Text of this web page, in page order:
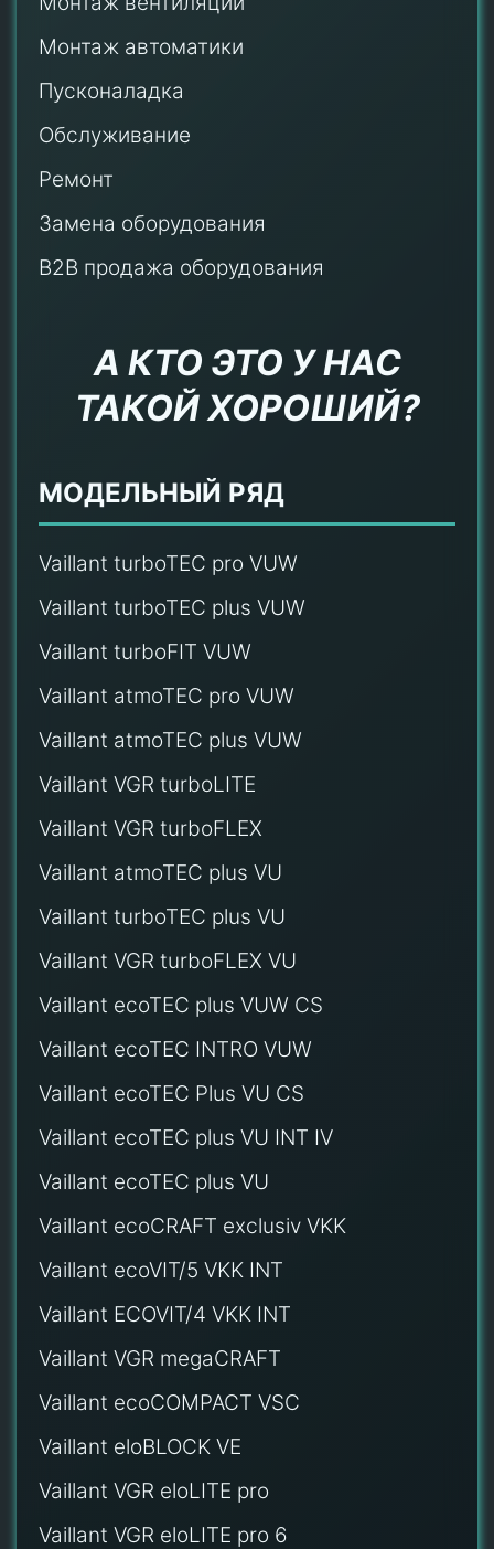
Монтаж автоматики
Пусконаладка
Обслуживание
Ремонт
Замена оборудования
B2B продажа оборудования
А КТО ЭТО У НАС
ТАКОЙ ХОРОШИЙ?
МОДЕЛЬНЫЙ РЯД
Vaillant turboTEC pro VUW
Vaillant turboTEC plus VUW
Vaillant turboFIT VUW
Vaillant atmoTEC pro VUW
Vaillant atmoTEC plus VUW
Vaillant VGR turboLITE
Vaillant VGR turboFLEX
Vaillant atmoTEC plus VU
Vaillant turboTEC plus VU
Vaillant VGR turboFLEX VU
Vaillant ecoTEC plus VUW CS
Vaillant ecoTEC INTRO VUW
Vaillant ecoTEC Plus VU CS
Vaillant ecoTEC plus VU INT IV
Vaillant ecoTEC plus VU
Vaillant ecoCRAFT exclusiv VKK
Vaillant ecoVIT/5 VKK INT
Vaillant ECOVIT/4 VKK INT
Vaillant VGR megaCRAFT
Vaillant ecoCOMPACT VSC
Vaillant eloBLOCK VE
Vaillant VGR eloLITE pro
Vaillant VGR eloLITE pro 6